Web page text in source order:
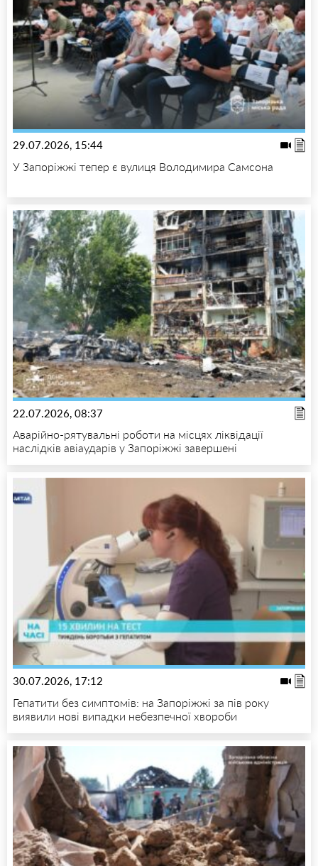
29.07.2026, 15:44
У Запоріжжі тепер є вулиця Володимира Самсона
22.07.2026, 08:37
Аварійно-рятувальні роботи на місцях ліквідації
наслідків авіаударів у Запоріжжі завершені
30.07.2026, 17:12
Гепатити без симптомів: на Запоріжжі за пів року
виявили нові випадки небезпечної хвороби